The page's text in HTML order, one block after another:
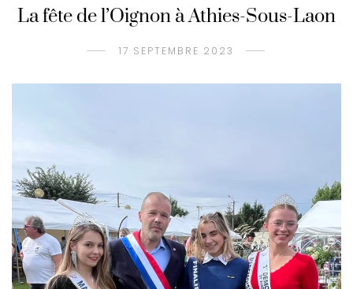
La fête de l’Oignon à Athies-Sous-Laon
17 SEPTEMBRE 2023